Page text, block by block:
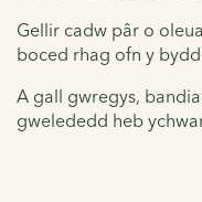
Gellir cadw pâr o
boced rhag ofn y
A gall gwregys,
gwelededd heb